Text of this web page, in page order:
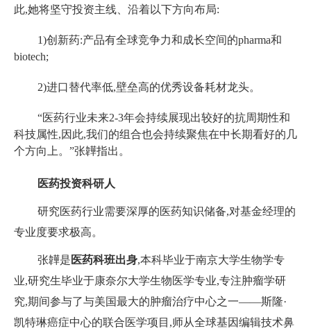
此,她将坚守投资主线、沿着以下方向布局:
1)创新药:产品有全球竞争力和成长空间的pharma和
biotech;
2)进口替代率低,壁垒高的优秀设备耗材龙头。
“医药行业未来2-3年会持续展现出较好的抗周期性和
科技属性,因此,我们的组合也会持续聚焦在中长期看好的几
个方向上。”张韡指出。
医药投资科研人
研究医药行业需要深厚的医药知识储备,对基金经理的
专业度要求极高。
张韡是 医药科班出身,本科毕业于南京大学生物学专
业,研究生毕业于康奈尔大学生物医学专业,专注肿瘤学研
究,期间参与了与美国最大的肿瘤治疗中心之一——斯隆·
凯特琳癌症中心的联合医学项目,师从全球基因编辑技术鼻